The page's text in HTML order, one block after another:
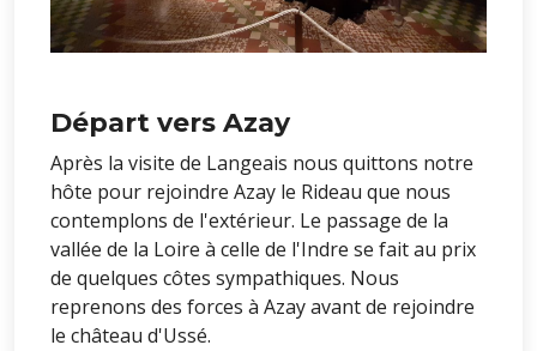
Départ vers Azay
Après la visite de Langeais nous quittons notre
hôte pour rejoindre Azay le Rideau que nous
contemplons de l'extérieur. Le passage de la
vallée de la Loire à celle de l'Indre se fait au prix
de quelques côtes sympathiques. Nous
reprenons des forces à Azay avant de rejoindre
le château d'Ussé.